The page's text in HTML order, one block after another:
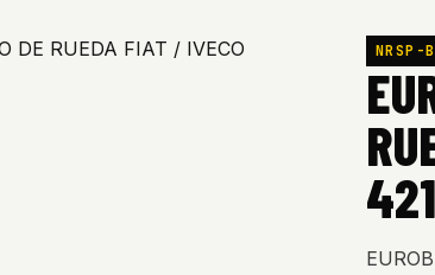
NRSP-